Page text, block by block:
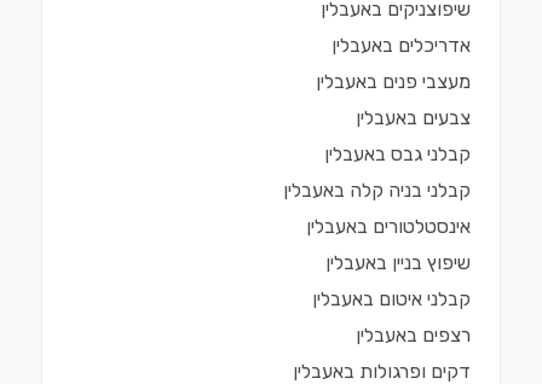
שיפוצניקים באעבלין
אדריכלים באעבלין
מעצבי פנים באעבלין
צבעים באעבלין
קבלני גבס באעבלין
קבלני בניה קלה באעבלין
אינסטלטורים באעבלין
שיפוץ בניין באעבלין
קבלני איטום באעבלין
רצפים באעבלין
דקים ופרגולות באעבלין